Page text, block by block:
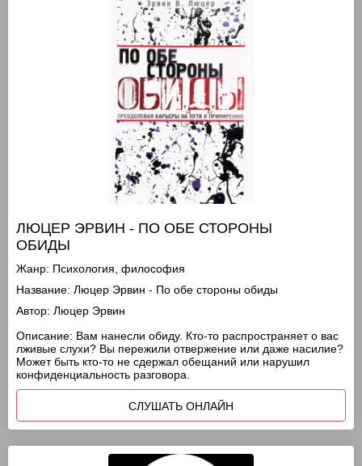
ЛЮЦЕР ЭРВИН - ПО ОБЕ СТОРОНЫ
ОБИДЫ
Жанр: Психология, философия
Название: Люцер Эрвин - По обе стороны обиды
Автор: Люцер Эрвин
Описание: Вам нанесли обиду. Кто-то распространяет о вас
лживые слухи? Вы пережили отвержение или даже насилие?
Может быть кто-то не сдержал обещаний или нарушил
конфиденциальность разговора.
СЛУШАТЬ ОНЛАЙН